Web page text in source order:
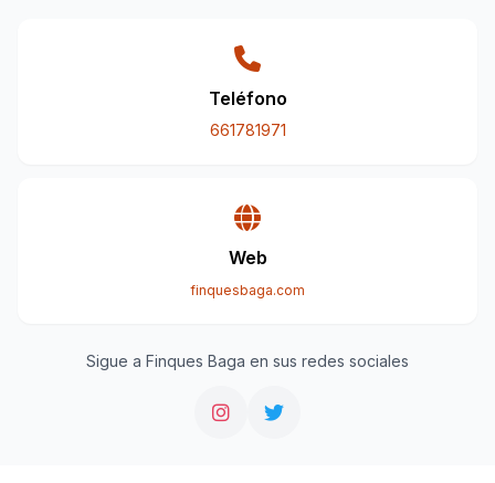
Teléfono
661781971
Web
finquesbaga.com
Sigue a Finques Baga en sus redes sociales